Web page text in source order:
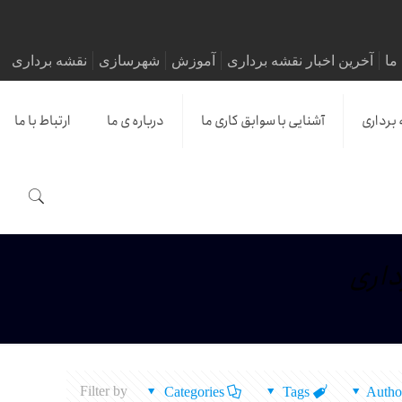
ما آخرین اخبار نقشه برداری آموزش شهرسازی نقشه برداری
آشنایی با سوابق کاری ما درباره ی ما ارتباط با ما
Filter by Categories Tags